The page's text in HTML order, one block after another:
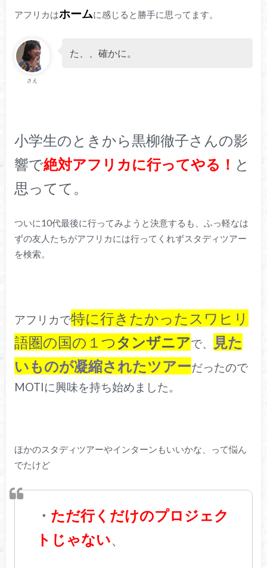
アフリカはホームに感じると勝手に思ってます。
さえ
た、、確かに。
小学生のときから黒柳徹子さんの影
響で絶対アフリカに行ってやる！ と
思ってて。
ついに10代最後に行ってみようと決意するも、ふっ軽なは
ずの友人たちがアフリカには行ってくれずスタディツアー
を検索。
アフリカで特に行きたかったスワヒリ
語圏の国の１つタンザニアで、
見た
いものが凝縮されたツアーだったので
MOTIに興味を持ち始めました。
ほかのスタディツアーやインターンもいいかな、って悩ん
でたけど
・ ただ行くだけのプロジェク
トじゃない